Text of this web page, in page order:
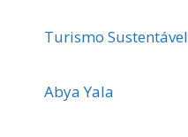
Turismo Sustentável
Abya Yala